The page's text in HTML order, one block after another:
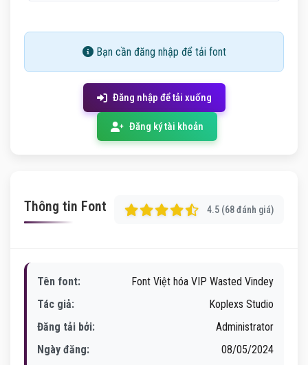
Bạn cần đăng nhập để tải font
Đăng nhập để tải xuống
Đăng ký tài khoản
Thông tin Font 4.5 (68 đánh giá)
Tên font:
Font Việt hóa VIP Wasted Vindey
Tác giả:
Koplexs Studio
Đăng tải bởi:
Administrator
Ngày đăng:
08/05/2024